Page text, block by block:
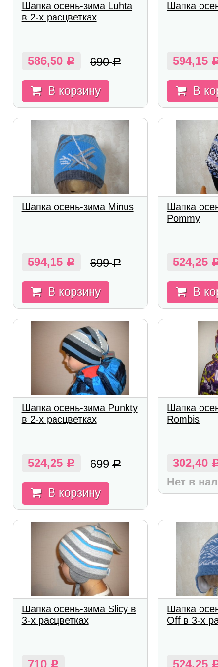
Шапка осень-зима Luhta
в 2-х расцветках
586,50 Р 690Р
В корзину
Шапка
594,15
В
Шапка осень-зима Minus
594,15 Р 699Р
В корзину
Шапка
Pommy
524,25
В
Шапка осень-зима Punkty
в 2-х расцветках
524,25 Р 699Р
В корзину
Шапка
Rombis
302,40
Нет в
Шапка осень-зима Slicy в
3-х расцветках
710 Р
Шапка
Off в 3-х
524,25